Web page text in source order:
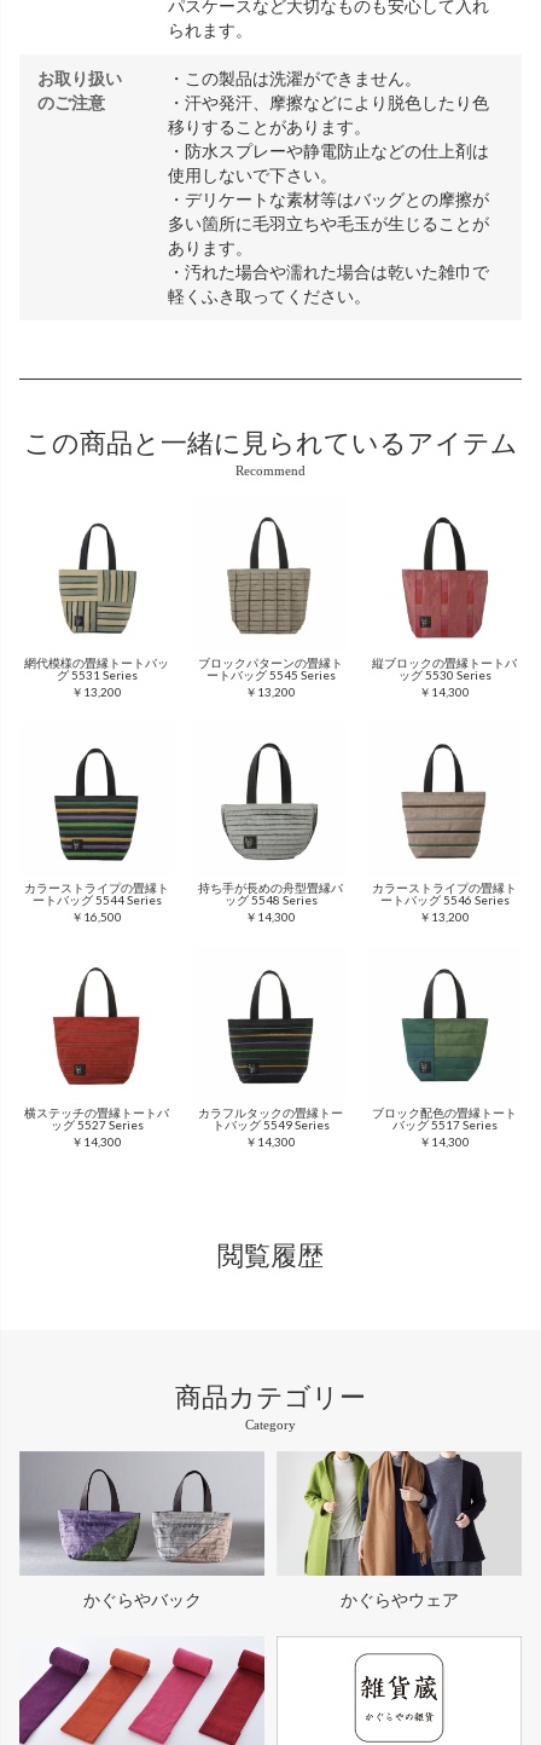
パスケースなど大切なものも安心して入れ
られます。
お取り扱い
のご注意
・この製品は洗濯ができません。
・汗や発汗、摩擦などにより脱色したり色
移りすることがあります。
・防水スプレーや静電防止などの仕上剤は
使用しないで下さい。
・デリケートな素材等はバッグとの摩擦が
多い箇所に毛羽立ちや毛玉が生じることが
あります。
・汚れた場合や濡れた場合は乾いた雑巾で
軽くふき取ってください。
この商品と 一緒に見られているアイテム
Recommend
網代模様の畳縁トートバッ
グ 5531 Series
￥13,200
ブロックパターンの畳縁ト
ートバッグ 5545 Series
￥13,200
縦ブロックの畳縁トートバ
ッグ 5530 Series
￥14,300
カラーストライプの畳縁ト
ートバッグ 5544 Series
￥16,500
持ち手が長めの舟型畳縁バ
ッグ 5548 Series
￥14,300
カラーストライプの畳縁ト
ートバッグ 5546 Series
￥13,200
横ステッチの畳縁トートバ
ッグ 5527 Series
￥14,300
カラフルタックの畳縁トー
トバッグ 5549 Series
￥14,300
ブロック配色の畳縁トート
バッグ 5517 Series
￥14,300
閲覧履歴
商品カテゴリー
Category
かぐらやバック かぐらやウェア